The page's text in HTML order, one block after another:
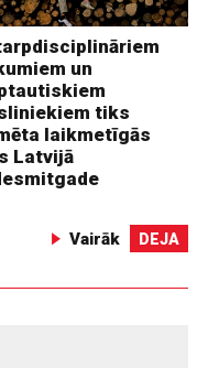
un
tiks
laikmetīgās
Latvijā
Vairāk DEJA